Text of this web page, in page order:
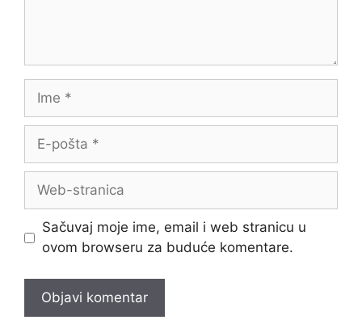
Ime
pošta
Web-
Sačuvaj moje ime, email i web stranicu u
ovom browseru za buduće komentare.